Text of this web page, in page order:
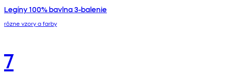
Legíny 100% bavlna 3-balenie
rôzne vzory a farby
7